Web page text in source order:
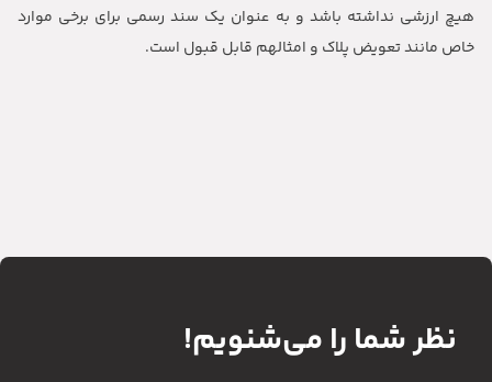
هیچ ارزشی نداشته باشد و به عنوان یک سند رسمی برای برخی موارد
خاص مانند تعویض پلاک و امثالهم قابل قبول است.
نظر شما را می‌شنویم!